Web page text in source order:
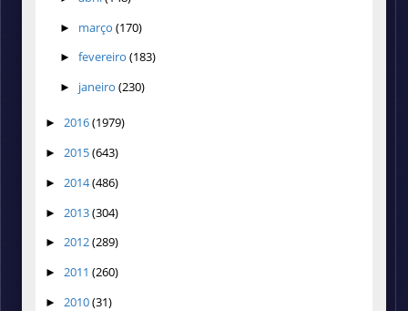
► março (170)
► fevereiro (183)
► janeiro (230)
► 2016(1979)
► 2015(643)
► 2014(486)
► 2013(304)
► 2012(289)
► 2011 (260)
► 2010(31)